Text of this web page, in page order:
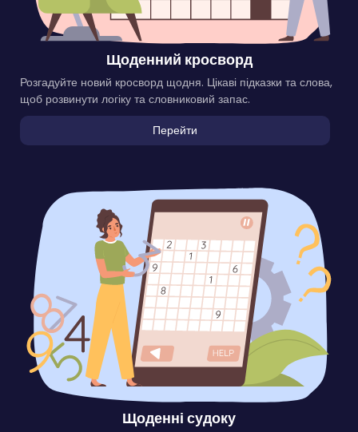
Щоденний кросворд
Розгадуйте новий кросворд щодня. Цікаві підказки та слова,
щоб розвинути логіку та словниковий запас.
Перейти
Щоденні судоку